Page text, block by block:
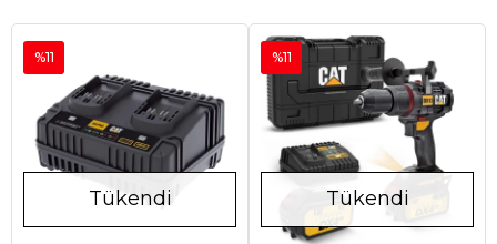
Tükendi
%11
Tükendi
%11